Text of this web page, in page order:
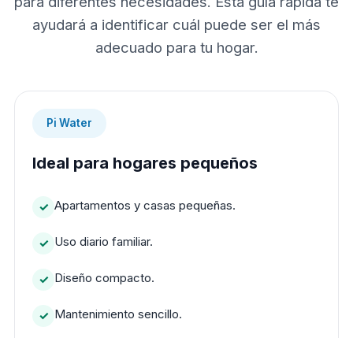
ayudará a identificar cuál puede ser el más
adecuado para tu hogar.
Pi Water
Ideal para hogares pequeños
Apartamentos y casas pequeñas.
Uso diario familiar.
Diseño compacto.
Mantenimiento sencillo.